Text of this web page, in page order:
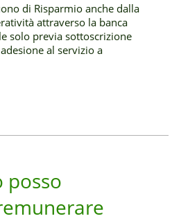
di Risparmio anche dalla
attraverso la banca
solo previa sottoscrizione
al servizio a
posso